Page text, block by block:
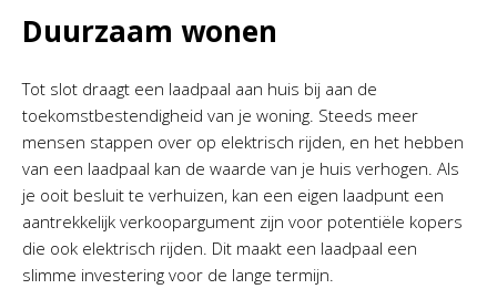
Duurzaam wonen
Tot slot draagt een laadpaal aan huis bij aan de
toekomstbestendigheid van je woning. Steeds meer
mensen stappen over op elektrisch rijden, en het hebben
van een laadpaal kan de waarde van je huis verhogen. Als
je ooit besluit te verhuizen, kan een eigen laadpunt een
aantrekkelijk verkoopargument zijn voor potentiële kopers
die ook elektrisch rijden. Dit maakt een laadpaal een
slimme investering voor de lange termijn.